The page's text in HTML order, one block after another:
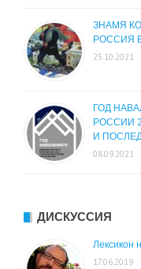
ЗНАМЯ
РОССИЯ
25.10.2021
ГОД
РОССИИ
И
08.09.2021
ДИСКУССИЯ
Лексикон
17.06.2019